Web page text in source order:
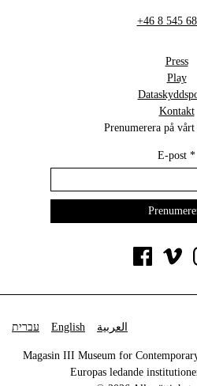
+46 8 545
Press
Play
Kontakt
Prenumerera på
E-post *
עברית English العربية
Magasin III Museum for
Europas ledande